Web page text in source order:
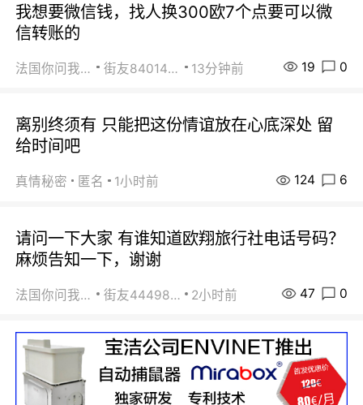
我想要微信钱，找人换300欧7个点要可以微
信转账的
法国你问我答 街友84014588 13分钟前 19 0
离别终须有 只能把这份情谊放在心底深处 留
给时间吧
真情秘密 匿名 1小时前 124 6
请问一下大家 有谁知道欧翔旅行社电话号码？
麻烦告知一下，谢谢
法国你问我答 街友44498484 2小时前 47 0